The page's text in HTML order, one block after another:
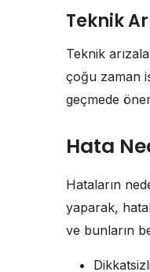
Teknik
Teknik
çoğu zaman
geçmede
Hata
Hataların
yaparak,
ve bunların